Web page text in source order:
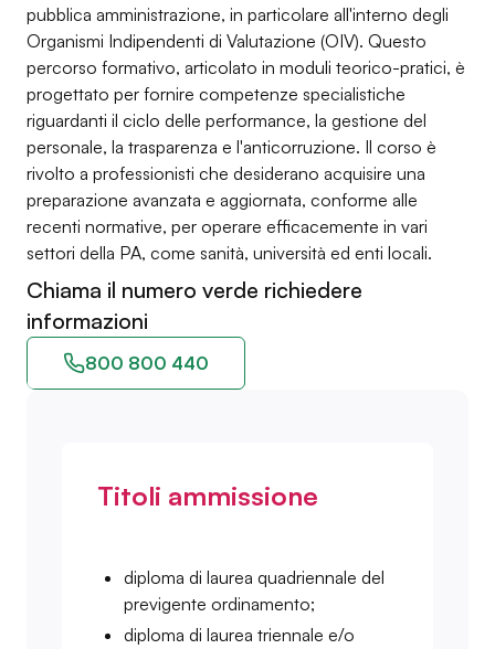
pubblica amministrazione, in particolare all'interno degli
Organismi Indipendenti di Valutazione (OIV). Questo
percorso formativo, articolato in moduli teorico-pratici, è
progettato per fornire competenze specialistiche
riguardanti il ciclo delle performance, la gestione del
personale, la trasparenza e l'anticorruzione. Il corso è
rivolto a professionisti che desiderano acquisire una
preparazione avanzata e aggiornata, conforme alle
recenti normative, per operare efficacemente in vari
settori della PA, come sanità, università ed enti locali.
Chiama il numero verde richiedere
informazioni
800 800 440
Titoli ammissione
diploma di laurea quadriennale del
previgente ordinamento;
diploma di laurea triennale e/o